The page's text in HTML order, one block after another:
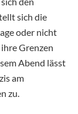
sich die
oder nicht
Grenzen
Abend lässt
am
zu.